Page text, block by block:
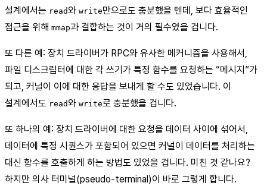
설계에서는 read와 write만으로도 충분했을 텐데, 보다 효율적인
접근을 위해 mmap과 결합하는 것이 거의 필수였을 겁니다.
또 다른 예: 장치 드라이버가 RPC와 유사한 메커니즘을 사용해서,
파일 디스크립터에 대한 각 쓰기가 특정 함수를 요청하는 “메시지”가
되고, 커널이 이에 대한 응답을 보내게 할 수도 있었습니다. 이
설계에서도 read와 write로 충분했을 겁니다.
또 하나의 예: 장치 드라이버에 대한 요청을 데이터 사이에 섞어서,
데이터에 특정 시퀀스가 포함되어 있으면 커널이 데이터를 처리하는
대신 함수를 호출하게 하는 방법도 있었을 겁니다. 미친 것 같나요?
하지만 의사 터미널(pseudo-terminal)이 바로 그렇게 합니다.